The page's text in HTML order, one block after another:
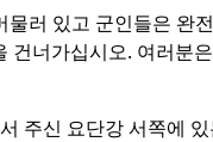
러 있고 군인들은 완
건너가십시오. 여러분
주신 요단강 서쪽에